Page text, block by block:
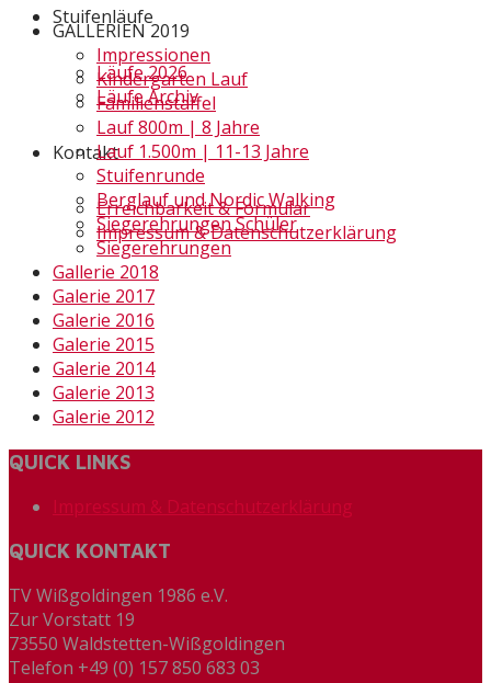
Stuifenläufe
Läufe 2026
Läufe Archiv
Kontakt
Erreichbarkeit & Formular
Impressum & Datenschutzerklärung
GALLERIEN 2019
Impressionen
Kindergarten Lauf
Familienstaffel
Lauf 800m | 8 Jahre
Lauf 1.500m | 11-13 Jahre
Stuifenrunde
Berglauf und Nordic Walking
Siegerehrungen Schüler
Siegerehrungen
Gallerie 2018
Galerie 2017
Galerie 2016
Galerie 2015
Galerie 2014
Galerie 2013
Galerie 2012
QUICK LINKS
Impressum & Datenschutzerklärung
QUICK KONTAKT
TV Wißgoldingen 1986 e.V.
Zur Vorstatt 19
73550 Waldstetten-Wißgoldingen
Telefon +49 (0) 157 850 683 03